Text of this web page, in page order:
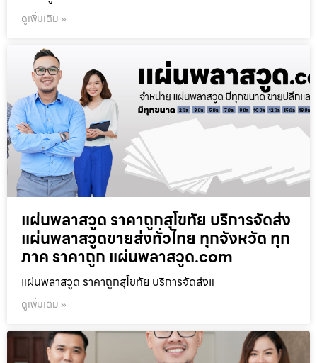
ดูเพิ่มเติม »
แผ่นพลาสวูด ราคาถูกสุโขทัย บริการจัดส่ง
แผ่นพลาสวูดขายส่งทั่วไทย ทุกจังหวัด ทุก
ภาค ราคาถูก แผ่นพลาสวูด.com
แผ่นพลาสวูด ราคาถูกสุโขทัย บริการจัดส่งแ
ดูเพิ่มเติม »